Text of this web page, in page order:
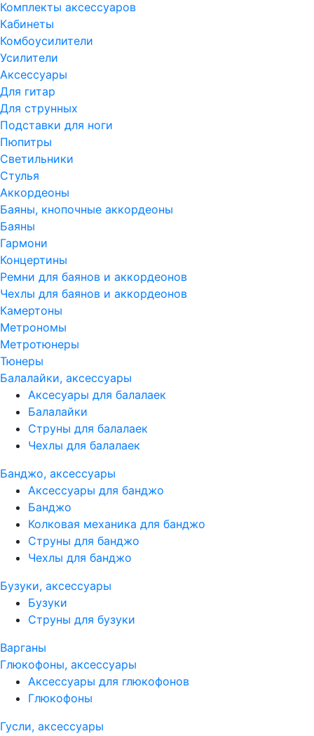
Комплекты аксессуаров
Кабинеты
Комбоусилители
Усилители
Аксессуары
Для гитар
Для струнных
Подставки для ноги
Пюпитры
Светильники
Стулья
Аккордеоны
Баяны, кнопочные аккордеоны
Баяны
Гармони
Концертины
Ремни для баянов и аккордеонов
Чехлы для баянов и аккордеонов
Камертоны
Метрономы
Метротюнеры
Тюнеры
Балалайки, аксессуары
Аксесуары для балалаек
Балалайки
Струны для балалаек
Чехлы для балалаек
Банджо, аксессуары
Аксессуары для банджо
Банджо
Колковая механика для банджо
Струны для банджо
Чехлы для банджо
Бузуки, аксессуары
Бузуки
Струны для бузуки
Варганы
Глюкофоны, аксессуары
Аксессуары для глюкофонов
Глюкофоны
Гусли, аксессуары